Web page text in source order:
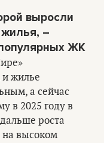
выросли
–
ЖК
и жилье
а сейчас
в 2025 году в
роста
на высоком